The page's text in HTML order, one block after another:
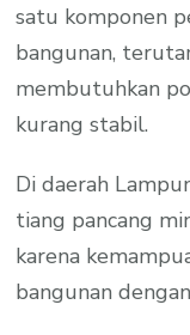
satu komponen
bangunan,
membutuhkan
kurang stabil.
Di daerah
tiang pancang
karena
bangunan